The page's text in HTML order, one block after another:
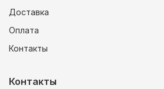
Доставка
Оплата
Контакты
Контакты